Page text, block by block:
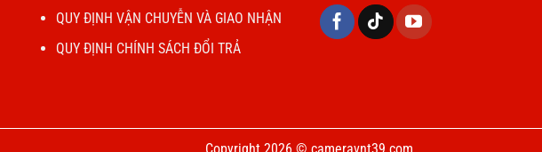
QUY ĐỊNH VẬN CHUYỄN VÀ GIAO NHẬN
QUY ĐỊNH CHÍNH SÁCH ĐỔI TRẢ
Copyright 2026 © cameravnt39.com